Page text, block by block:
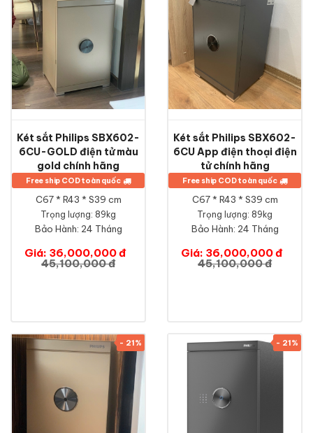
Két sắt Philips SBX602-
6CU-GOLD điện tử màu
gold chính hãng
Free ship COD toàn quốc
C67 * R43 * S39 cm
Trọng lượng: 89kg
Bảo Hành: 24 Tháng
Giá: 36,000,000 đ
45,100,000 đ
Két sắt Philips SBX602-
6CU App điện thoại điện
tử chính hãng
Free ship COD toàn quốc
C67 * R43 * S39 cm
Trọng lượng: 89kg
Bảo Hành: 24 Tháng
Giá: 36,000,000 đ
45,100,000 đ
- 21% - 21%